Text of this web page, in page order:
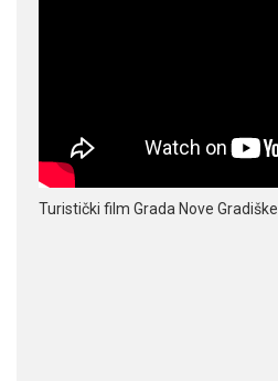
Turistički film Grada Nove Gradiške